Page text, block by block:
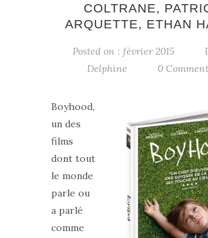
COLTRANE,
ARQUETTE, ETHAN
Posted on : février 2015
Delphine
0 Comment
Boyhood,
un des
films
dont tout
le monde
parle ou
a parlé
comme